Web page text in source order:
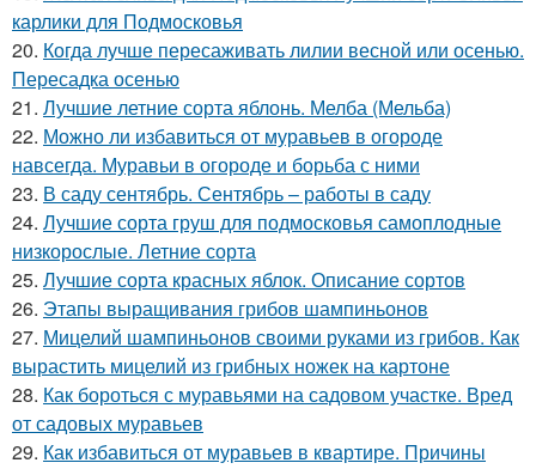
карлики для Подмосковья
20. Когда лучше пересаживать лилии весной или осенью.
Пересадка осенью
21. Лучшие летние сорта яблонь. Мелба (Мельба)
22. Можно ли избавиться от муравьев в огороде
навсегда. Муравьи в огороде и борьба с ними
23. В саду сентябрь. Сентябрь – работы в саду
24. Лучшие сорта груш для подмосковья самоплодные
низкорослые. Летние сорта
25. Лучшие сорта красных яблок. Описание сортов
26. Этапы выращивания грибов шампиньонов
27. Мицелий шампиньонов своими руками из грибов. Как
вырастить мицелий из грибных ножек на картоне
28. Как бороться с муравьями на садовом участке. Вред
от садовых муравьев
29. Как избавиться от муравьев в квартире. Причины